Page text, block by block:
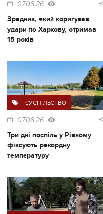
07.08.26
Зрадник, який коригував
удари по Харкову, отримав
15 років
СУСПІЛЬСТВО
07.08.26
Три дні поспіль у Рівному
фіксують рекордну
температуру